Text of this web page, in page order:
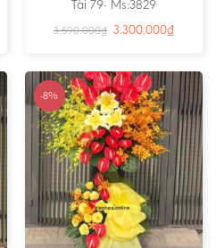
Tài 79- Ms:3829
3.590.000₫ 3.300.000₫
-8%